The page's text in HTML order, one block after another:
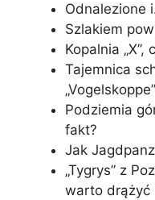
Odnalezione
Szlakiem
Kopalnia „X”,
Tajemnica
Podziemia
fakt?
Jak
„Tygrys” z
warto drążyć